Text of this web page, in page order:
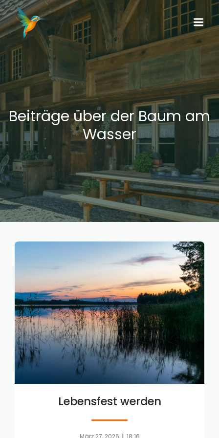
Beiträge über der Baum am
Wasser
Lebensfest werden
März 27, 2026 18:16